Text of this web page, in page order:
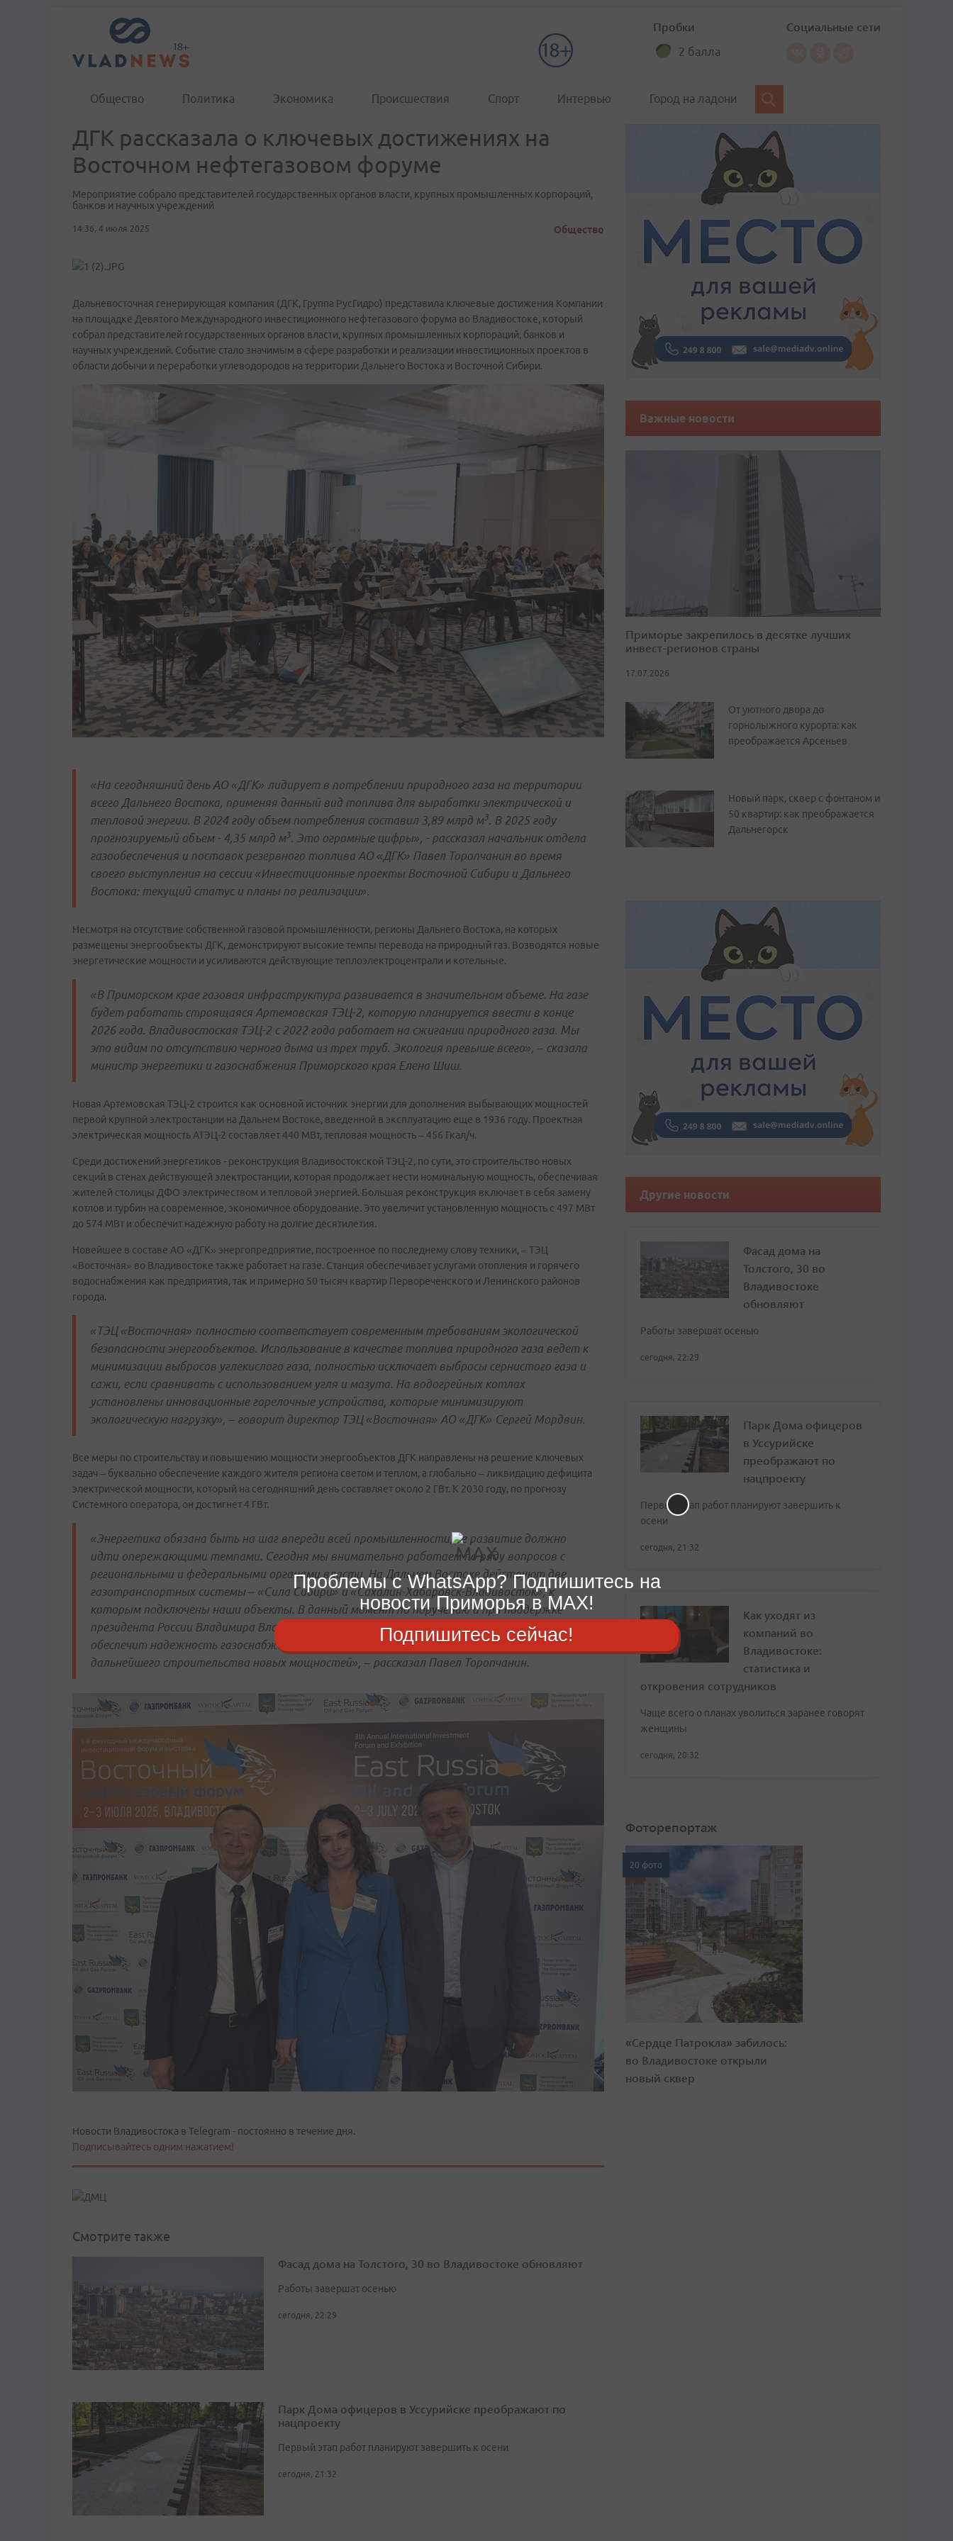
Пробки
2 балла
Социальные сети
Общество Политика Экономика Происшествия Спорт Интервью Город на ладони
ДГК рассказала о ключевых достижениях на
Восточном нефтегазовом форуме
Мероприятие собрало представителей государственных органов власти, крупных промышленных корпораций,
банков и научных учреждений
14:36, 4 июля 2025 Общество
Дальневосточная генерирующая компания (ДГК, Группа РусГидро) представила ключевые достижения Компании
на площадке Девятого Международного инвестиционного нефтегазового форума во Владивостоке, который
собрал представителей государственных органов власти, крупных промышленных корпораций, банков и
научных учреждений. Событие стало значимым в сфере разработки и реализации инвестиционных проектов в
области добычи и переработки углеводородов на территории Дальнего Востока и Восточной Сибири.
«На сегодняшний день АО «ДГК» лидирует в потреблении природного газа на территории
всего Дальнего Востока, применяя данный вид топлива для выработки электрической и
тепловой энергии. В 2024 году объем потребления составил 3,89 млрд м 3. В 2025 году
прогнозируемый объем - 4,35 млрд м 3. Это огромные цифры», - рассказал начальник отдела
газообеспечения и поставок резервного топлива АО «ДГК» Павел Торопчанин во время
своего выступления на сессии «Инвестиционные проекты Восточной Сибири и Дальнего
Востока: текущий статус и планы по реализации».
Несмотря на отсутствие собственной газовой промышленности, регионы Дальнего Востока, на которых
размещены энергообъекты ДГК, демонстрируют высокие темпы перевода на природный газ. Возводятся новые
энергетические мощности и усиливаются действующие теплоэлектроцентрали и котельные.
«В Приморском крае газовая инфраструктура развивается в значительном объеме. На газе
будет работать строящаяся Артемовская ТЭЦ-2, которую планируется ввести в конце
2026 года. Владивостоская ТЭЦ-2 с 2022 года работает на сжигании природного газа. Мы
это видим по отсутствию черного дыма из трех труб. Экология превыше всего», – сказала
министр энергетики и газоснабжения Приморского края Елена Шиш.
Новая Артемовская ТЭЦ-2 строится как основной источник энергии для дополнения выбывающих мощностей
первой крупной электростанции на Дальнем Востоке, введенной в эксплуатацию еще в 1936 году. Проектная
электрическая мощность АТЭЦ-2 составляет 440 МВт, тепловая мощность – 456 Гкал/ч.
Среди достижений энергетиков - реконструкция Владивостокской ТЭЦ-2, по сути, это строительство новых
секций в стенах действующей электростанции, которая продолжает нести номинальную мощность, обеспечивая
жителей столицы ДФО электричеством и тепловой энергией. Большая реконструкция включает в себя замену
котлов и турбин на современное, экономичное оборудование. Это увеличит установленную мощность с 497 МВт
до 574 МВт и обеспечит надежную работу на долгие десятилетия.
Новейшее в составе АО «ДГК» энергопредприятие, построенное по последнему слову техники, – ТЭЦ
«Восточная» во Владивостоке также работает на газе. Станция обеспечивает услугами отопления и горячего
водоснабжения как предприятия, так и примерно 50 тысяч квартир Первореченского и Ленинского районов
города.
«ТЭЦ «Восточная» полностью соответствует современным требованиям экологической
безопасности энергообъектов. Использование в качестве топлива природного газа ведет к
минимизации выбросов углекислого газа, полностью исключает выбросы сернистого газа и
сажи, если сравнивать с использованием угля и мазута. На водогрейных котлах
установлены инновационные горелочные устройства, которые минимизируют
экологическую нагрузку», – говорит директор ТЭЦ «Восточная» АО «ДГК» Сергей Мордвин.
Все меры по строительству и повышению мощности энергообъектов ДГК направлены на решение ключевых
задач – буквально обеспечение каждого жителя региона светом и теплом, а глобально – ликвидацию дефицита
электрической мощности, который на сегодняшний день составляет около 2 ГВт. К 2030 году, по прогнозу
Системного оператора, он достигнет 4 ГВт.
«Энергетика обязана быть на шаг впереди всей промышленности, ее развитие должно
идти опережающими темпами. Сегодня мы внимательно работаем по ряду вопросов с
региональными и федеральными органами власти. На Дальнем Востоке действуют две
газотранспортных системы – «Сила Сибири» и «Сахалин-Хабаровск-Владивосток», к
которым подключены наши объекты. В данный момент по поручению и при поддержке
президента России Владимира Владимировича Путина строится перемычка, и это
обеспечит надежность газоснабжения наших объектов и определит перспективы
дальнейшего строительства новых мощностей», – рассказал Павел Торопчанин.
Новости Владивостока в Telegram - постоянно в течение дня.
Подписывайтесь одним нажатием!
Смотрите также
Фасад дома на Толстого, 30 во Владивостоке обновляют
Работы завершат осенью
сегодня, 22:29
Парк Дома офицеров в Уссурийске преображают по
нацпроекту
Первый этап работ планируют завершить к осени
сегодня, 21:32
Важные новости
Приморье закрепилось в десятке лучших
инвест-регионов страны
17.07.2026
От уютного двора до
горнолыжного курорта: как
преображается Арсеньев
Новый парк, сквер с фонтаном и
50 квартир: как преображается
Дальнегорск
Другие новости
Фасад дома на
Толстого, 30 во
Владивостоке
обновляют
Работы завершат осенью
сегодня, 22:29
Парк Дома офицеров
в Уссурийске
преображают по
нацпроекту
Первый этап работ планируют завершить к
осени
сегодня, 21:32
Как уходят из
компаний во
Владивостоке:
статистика и
откровения сотрудников
Чаще всего о планах уволиться заранее говорят
женщины
сегодня, 20:32
Фоторепортаж
20 фото
«Сердце Патрокла» забилось:
во Владивостоке открыли
новый сквер
Проблемы с WhatsApp? Подпишитесь на
новости Приморья в MAX!
Подпишитесь сейчас!